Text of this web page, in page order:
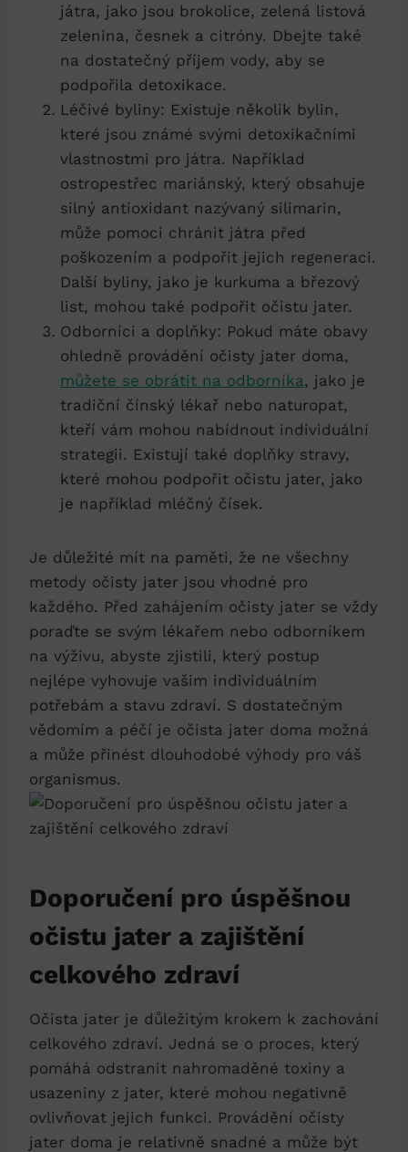
játra, jako jsou brokolice, ‍zelená ⁣listová
zelenina, ‍česnek ‌a citróny. Dbejte ⁢také
na dostatečný⁤ příjem vody, aby⁤ se⁣
podpořila ⁢detoxikace.
Léčivé byliny:⁣ Existuje několik ⁢bylin, ​
které ⁢jsou známé svými‌ detoxikačními‍
vlastnostmi​ pro játra. Například
⁣ostropestřec ‌mariánský, který ⁣obsahuje
silný antioxidant nazývaný silimarin,
⁤může pomoci ⁤chránit játra před
poškozením⁣ a ⁢podpořit jejich regeneraci.‌
Další byliny,​ jako ‍je kurkuma a březový
⁣list, mohou také podpořit ​očistu jater.
Odborníci a doplňky:‍ Pokud máte obavy
ohledně ‌provádění očisty jater doma,
můžete se obrátit na odborníka,‌ jako je
⁣tradiční ⁣čínský⁢ lékař nebo naturopat,
kteří vám mohou nabídnout individuální
strategii. Existují také doplňky stravy,‍
které mohou podpořit očistu‍ jater, jako
je například mléčný čísek.
Je důležité mít na ⁤paměti, že ⁣ne všechny‍
metody‌ očisty ⁣jater jsou vhodné pro⁤
každého. Před zahájením očisty jater se vždy
⁤poraďte se svým lékařem nebo odborníkem⁤
na⁤ výživu,⁣ abyste ⁢zjistili,‌ který postup
nejlépe⁣ vyhovuje vašim ​individuálním
potřebám⁢ a​ stavu zdraví. ‍S dostatečným
vědomím a ‍péčí je ‌očista jater doma možná
a ​může ⁢přinést dlouhodobé​ výhody pro váš
organismus.
Doporučení pro úspěšnou
očistu jater a zajištění
celkového zdraví
Očista jater ⁢je důležitým krokem ‍k zachování
celkového zdraví. Jedná se ‌o⁤ proces, který‍
pomáhá odstranit nahromaděné toxiny a⁢
usazeniny z ⁤jater, které mohou negativně
ovlivňovat⁣ jejich funkci. Provádění očisty
jater ‌doma je ⁣relativně ⁣snadné‌ a může být⁢